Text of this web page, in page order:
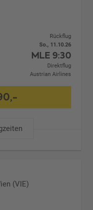
Rückflug
So., 11.10.26
MLE 9:30
Direktflug
Austrian Airlines
(VIE)